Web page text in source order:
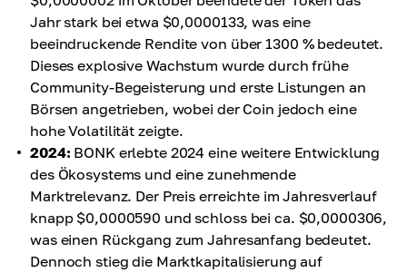
Jahr stark bei etwa $0,0000133, was eine
beeindruckende Rendite von über 1300 % bedeutet.
Dieses explosive Wachstum wurde durch frühe
Community-Begeisterung und erste Listungen an
Börsen angetrieben, wobei der Coin jedoch eine
hohe Volatilität zeigte.
2024: BONK erlebte 2024 eine weitere Entwicklung
des Ökosystems und eine zunehmende
Marktrelevanz. Der Preis erreichte im Jahresverlauf
knapp $0,0000590 und schloss bei ca. $0,0000306,
was einen Rückgang zum Jahresanfang bedeutet.
Dennoch stieg die Marktkapitalisierung auf